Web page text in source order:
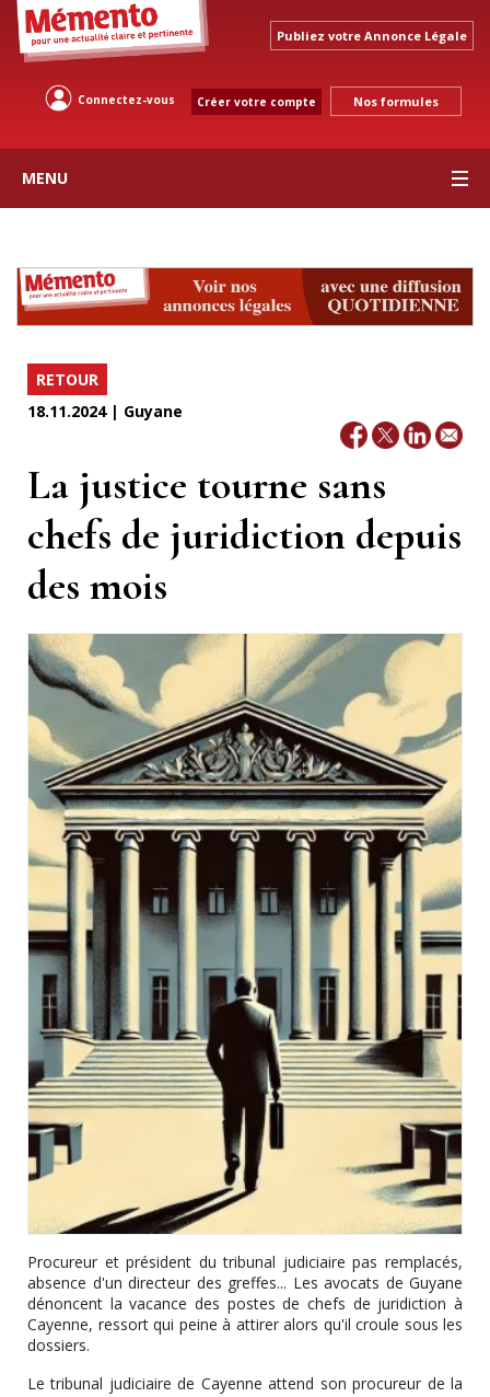
Publiez votre Annonce Légale
Connectez-vous Créer votre compte Nos formules
MENU
RETOUR
18.11.2024 | Guyane
La justice tourne sans
chefs de juridiction depuis
des mois
Procureur et président du tribunal judiciaire pas remplacés,
absence d'un directeur des greffes... Les avocats de Guyane
dénoncent la vacance des postes de chefs de juridiction à
Cayenne, ressort qui peine à attirer alors qu'il croule sous les
dossiers.
Le tribunal judiciaire de Cayenne attend son procureur de la